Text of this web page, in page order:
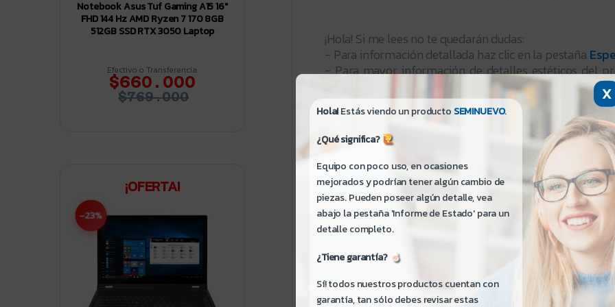
¡Hola! Si me lees no te quedarán dudas:
- Para información detallada haz clic en la pestaña
- Para mayor información de detalles estéticos del
Condición: Seminuevo - Como Nuevo
Condición de la Caja: Abierta - Podría Tener Algún
Condición del Empaque: Empaque Original Abierto
Garantía:
- 180 Días por Servicio Técnico, 90 Días Cargador,
(Cambio de Equipo).
- Fabricante: No Disponible
————————
Notebook Asus Tuf Gaming A15 16″
FHD 144 Hz AMD Ryzen 7 170 8GB
512GB SSD RTX 3050 Laptop
Efectivo o Transferencia:
$660.000
$769.000
¡OFERTA!
-23%
X
Hola!Estás viendo un producto SEMINUEVO.
¿Qué significa?
Equipo con poco uso, en ocasiones
mejorados y podrían tener algún cambio de
piezas. Pueden poseer algún detalle, vea
abajo la pestaña 'Informe de Estado' para un
detalle completo.
¿Tiene garantía?
Sí! todos nuestros productos cuentan con
garantía, tan sólo debes revisar estas